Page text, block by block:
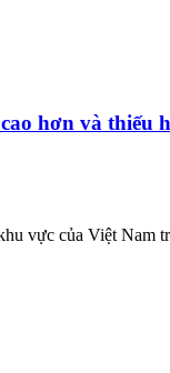
hơn và thiếu
vực của Việt